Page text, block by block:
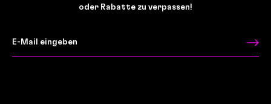
oder Rabatte zu verpassen!